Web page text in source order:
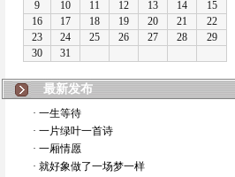
最新发布
· 一生等待
· 一片绿叶一首诗
· 一厢情愿
· 就好象做了一场梦一样